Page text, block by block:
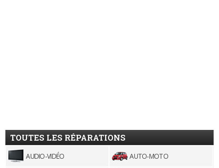
TOUTES LES RÉPARATIONS
AUDIO-VIDÉO AUTO-MOTO